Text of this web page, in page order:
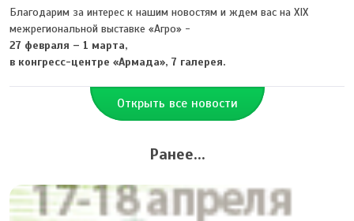
Благодарим за интерес к нашим новостям и ждем вас на XIX
межрегиональной выставке «Агро» -
27 февраля – 1 марта,
в конгресс-центре «Армада», 7 галерея.
Открыть все новости
Ранее...